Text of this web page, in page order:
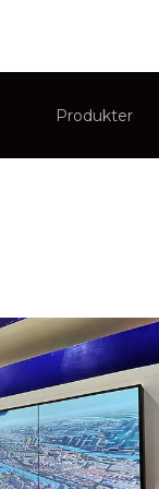
Produkter
Intelligent